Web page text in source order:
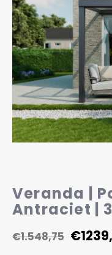
Montage
Betaalmethoden
Garantie
Veelgestelde vragen
Veranda |
Antraciet |
€1.548,75